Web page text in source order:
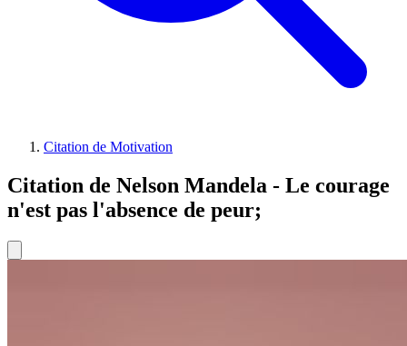
Citation de Motivation
Citation de Nelson Mandela - Le courage
n'est pas l'absence de peur;